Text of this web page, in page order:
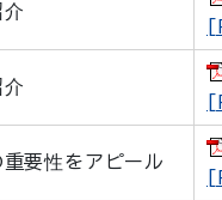
要性をアピール